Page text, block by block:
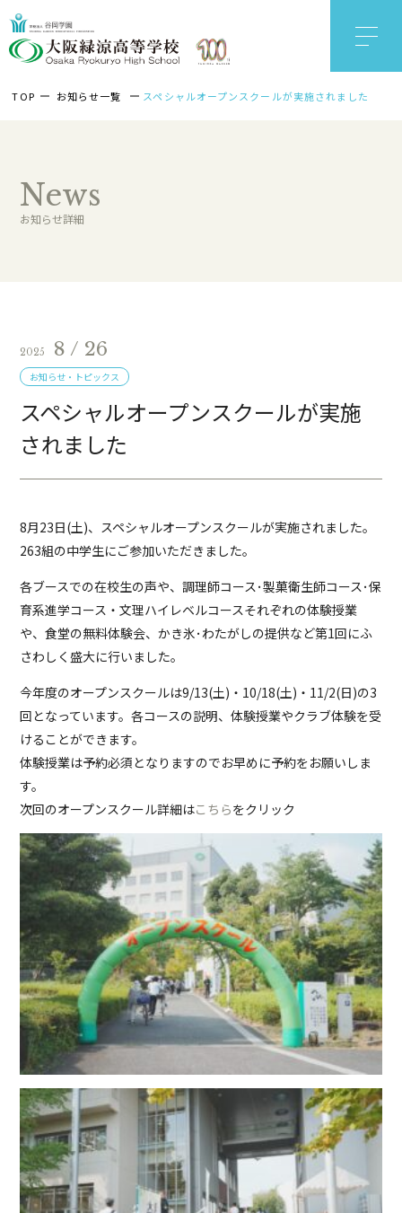
TOP お知らせ一覧 スペシャルオープンスクールが実施されました
News
お知らせ詳細
2025 8 / 26
お知らせ・トピックス
スペシャルオープンスクールが実施
されました
8月23日(土)、スペシャルオープンスクールが実施されました。
263組の中学生にご参加いただきました。
各ブースでの在校生の声や、調理師コース･製菓衛生師コース･保
育系進学コース・文理ハイレベルコースそれぞれの体験授業
や、食堂の無料体験会、かき氷･わたがしの提供など第1回にふ
さわしく盛大に行いました。
今年度のオープンスクールは9/13(土)・10/18(土)・11/2(日)の3
回となっています。各コースの説明、体験授業やクラブ体験を受
けることができます。
体験授業は予約必須となりますのでお早めに予約をお願いしま
す。
次回のオープンスクール詳細はこちらをクリック